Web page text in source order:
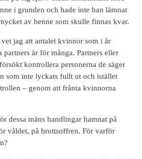
i grunden och hade inte han lämnat
av henne som skulle finnas kvar.
jag att antalet kvinnor som i år
partners är för många. Partners eller
kontrollera personerna de säger
som inte lyckats fullt ut och istället
– genom att frånta kvinnorna
dessa mäns handlingar hamnat på
våldet, på brottsoffren. För varför